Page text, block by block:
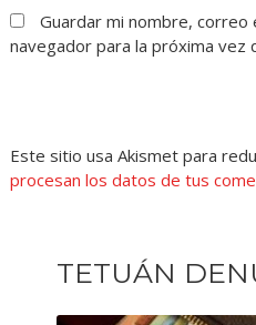
Guardar mi nombre,
navegador para la próxima vez
Este sitio usa Akismet para
procesan los datos de tus
TETUÁN